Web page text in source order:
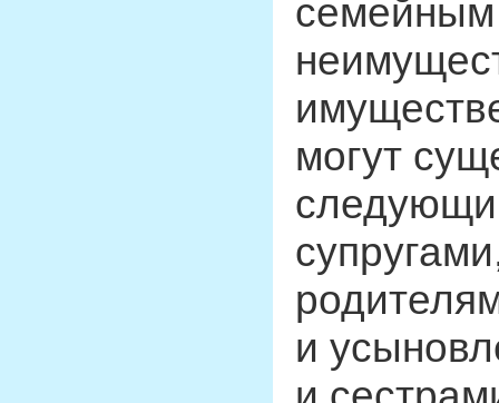
семейным
могут
и